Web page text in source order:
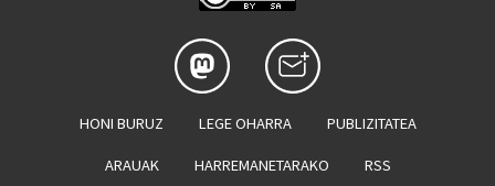
HONI BURUZ LEGE OHARRA PUBLIZITATEA
ARAUAK HARREMANETARAKO RSS